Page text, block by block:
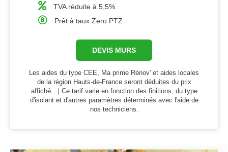
TVA réduite à 5,5%
Prêt à taux Zero PTZ
DEVIS MURS
Les aides du type CEE, Ma prime Rénov' et aides locales
de la région Hauts-de-France seront déduites du prix
affiché. ｜Ce tarif varie en fonction des finitions, du type
d'isolant et d'autres paramètres déterminés avec l'aide de
nos techniciens.